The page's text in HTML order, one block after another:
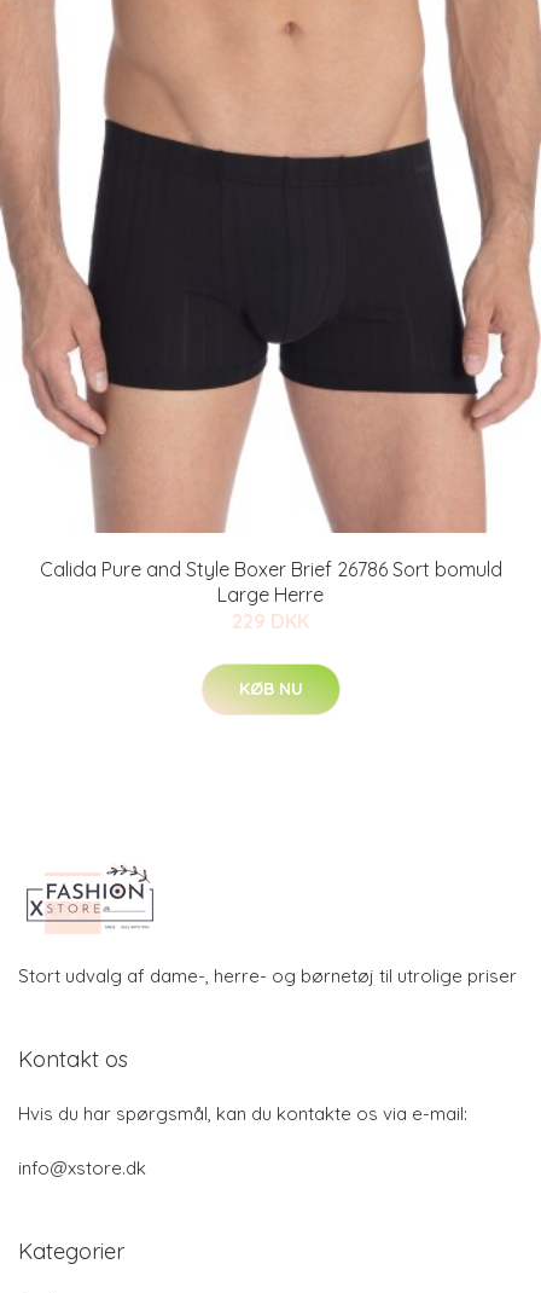
Calida Pure and Style Boxer Brief 26786 Sort bomuld
Large Herre
229 DKK
KØB NU
Stort udvalg af dame-, herre- og børnetøj til utrolige priser
Kontakt os
Hvis du har spørgsmål, kan du kontakte os via e-mail:
info@xstore.dk
Kategorier